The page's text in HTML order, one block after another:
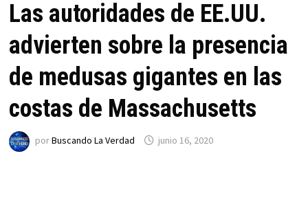
Las autoridades de EE.UU.
advierten sobre la presencia
de medusas gigantes en las
costas de Massachusetts
porBuscando La Verdad junio 16, 2020